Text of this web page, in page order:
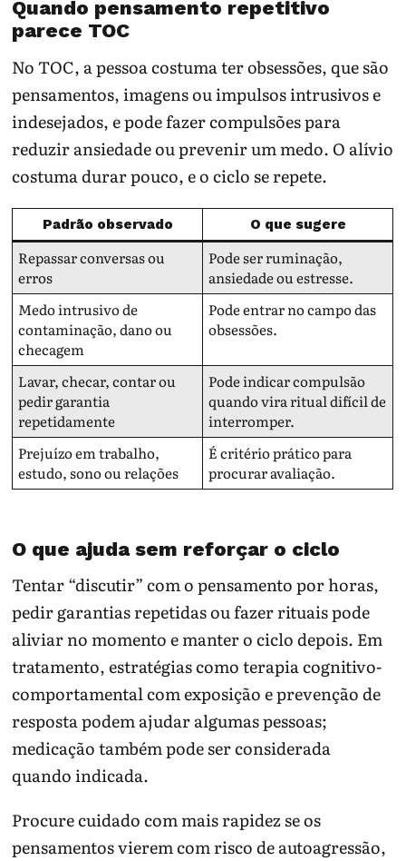
Quando pensamento repetitivo
parece TOC
No TOC, a pessoa costuma ter obsessões, que são
pensamentos, imagens ou impulsos intrusivos e
indesejados, e pode fazer compulsões para
reduzir ansiedade ou prevenir um medo. O alívio
costuma durar pouco, e o ciclo se repete.
Padrão observado O que sugere
Repassar conversas ou
erros
Pode ser ruminação,
ansiedade ou estresse.
Medo intrusivo de
contaminação, dano ou
checagem
Pode entrar no campo das
obsessões.
Lavar, checar, contar ou
pedir garantia
repetidamente
Pode indicar compulsão
quando vira ritual difícil de
interromper.
Prejuízo em trabalho,
estudo, sono ou relações
É critério prático para
procurar avaliação.
O que ajuda sem reforçar o ciclo
Tentar “discutir” com o pensamento por horas,
pedir garantias repetidas ou fazer rituais pode
aliviar no momento e manter o ciclo depois. Em
tratamento, estratégias como terapia cognitivo-
comportamental com exposição e prevenção de
resposta podem ajudar algumas pessoas;
medicação também pode ser considerada
quando indicada.
Procure cuidado com mais rapidez se os
pensamentos vierem com risco de autoagressão,